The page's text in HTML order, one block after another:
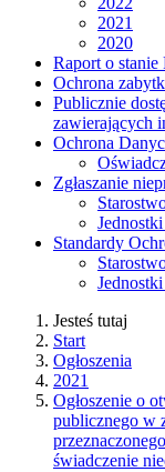
2021
2020
Raport o
Ochrona
Publicznie
zawierających
Ochrona
Zgłaszanie
Standardy
Jesteś tutaj
Start
Ogłoszenia
2021
Ogłoszenie o
publicznego w
świadczenie